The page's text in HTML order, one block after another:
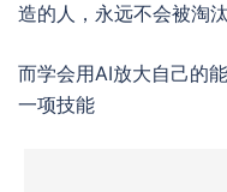
造的人，永远不会被淘汰
而学会用AI放大自己的
一项技能